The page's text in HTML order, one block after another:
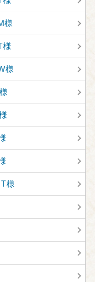
様
様
様